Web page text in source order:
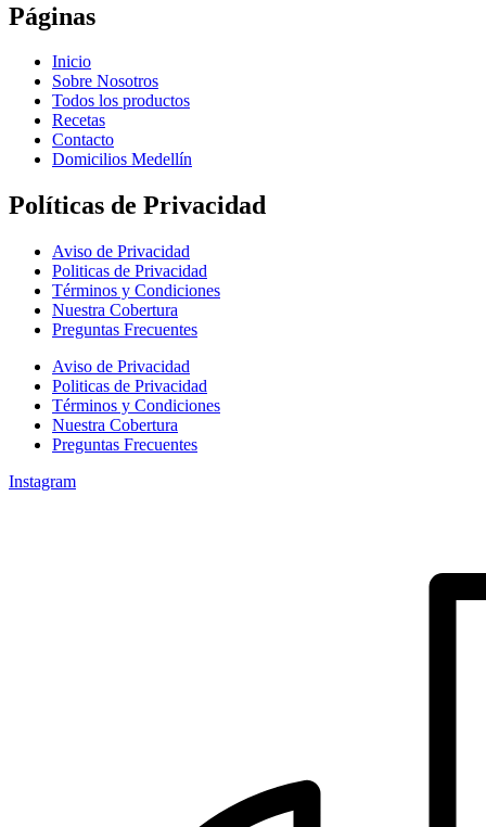
Páginas
Inicio
Sobre Nosotros
Todos los productos
Recetas
Contacto
Domicilios Medellín
Políticas de Privacidad
Aviso de Privacidad
Politicas de Privacidad
Términos y Condiciones
Nuestra Cobertura
Preguntas Frecuentes
Aviso de Privacidad
Politicas de Privacidad
Términos y Condiciones
Nuestra Cobertura
Preguntas Frecuentes
Instagram